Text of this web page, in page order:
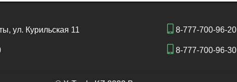
ул. Курильская 11 8-777-700-96-20
8-777-700-96-30